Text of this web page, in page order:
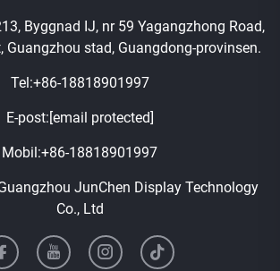
Byggnad IJ, nr 59 Yagangzhong Road,
Guangzhou stad, Guangdong-provinsen.
Tel:+86-18818901997
E-post: [email protected]
Mobil:+86-18818901997
JunChen Display Technology
Co., Ltd